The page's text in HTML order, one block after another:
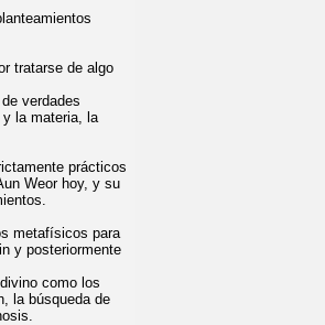
tratarse de algo
verdades
la materia, la
prácticos
Weor hoy, y su
metafísicos para
y posteriormente
como los
la búsqueda de